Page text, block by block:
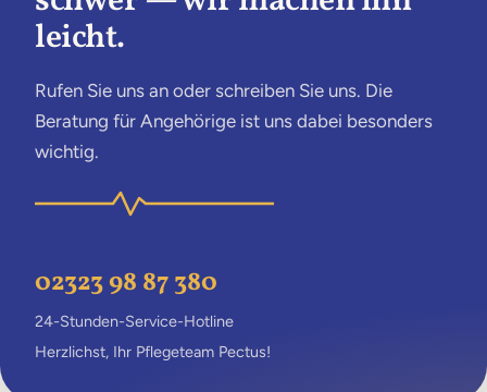
leicht.
Rufen Sie uns an oder schreiben Sie uns. Die
Beratung für Angehörige ist uns dabei besonders
wichtig.
02323 98 87 380
24-Stunden-Service-Hotline
Herzlichst, Ihr Pflegeteam Pectus!